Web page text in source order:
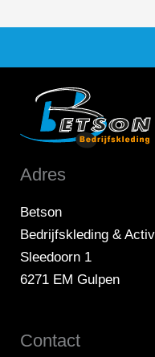
Adres
Betson
Bedrijfskleding &
Sleedoorn 1
6271 EM Gulpen
Contact